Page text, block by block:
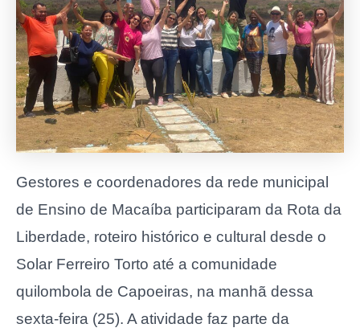
Gestores e coordenadores da rede municipal
de Ensino de Macaíba participaram da Rota da
Liberdade, roteiro histórico e cultural desde o
Solar Ferreiro Torto até a comunidade
quilombola de Capoeiras, na manhã dessa
sexta-feira (25). A atividade faz parte da